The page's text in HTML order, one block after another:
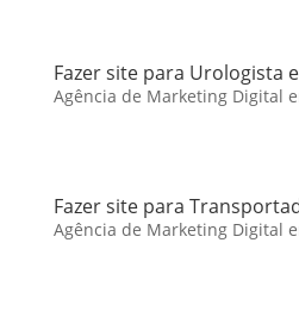
Fazer site para Urologista
Agência de Marketing Digital
Fazer site para
Agência de Marketing Digital